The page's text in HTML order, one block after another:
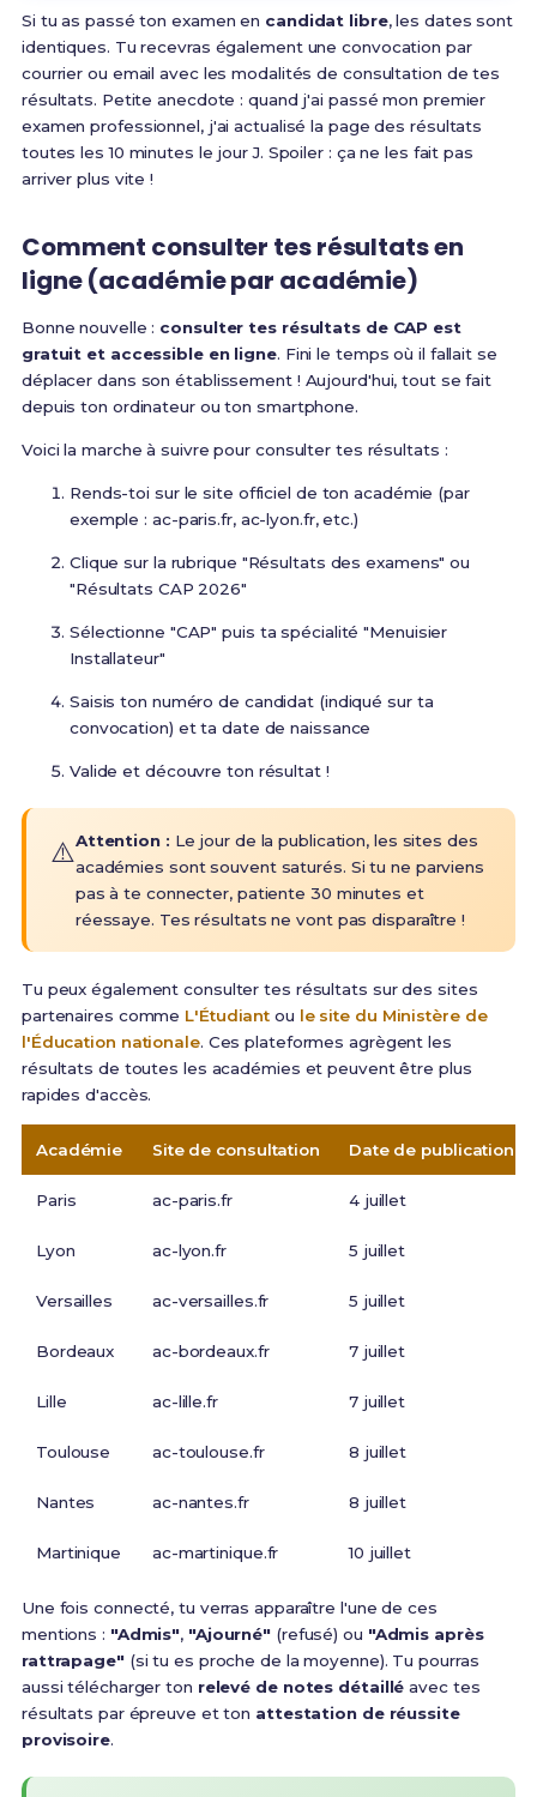
Si tu as passé ton examen en candidat libre, les dates sont
identiques. Tu recevras également une convocation par
courrier ou email avec les modalités de consultation de tes
résultats. Petite anecdote : quand j'ai passé mon premier
examen professionnel, j'ai actualisé la page des résultats
toutes les 10 minutes le jour J. Spoiler : ça ne les fait pas
arriver plus vite !
Comment consulter tes résultats en
ligne (académie par académie)
Bonne nouvelle : consulter tes résultats de CAP est
gratuit et accessible en ligne. Fini le temps où il fallait se
déplacer dans son établissement ! Aujourd'hui, tout se fait
depuis ton ordinateur ou ton smartphone.
Voici la marche à suivre pour consulter tes résultats :
Rends-toi sur le site officiel de ton académie (par
exemple : ac-paris.fr, ac-lyon.fr, etc.)
Clique sur la rubrique "Résultats des examens" ou
"Résultats CAP 2026"
Sélectionne "CAP" puis ta spécialité "Menuisier
Installateur"
Saisis ton numéro de candidat (indiqué sur ta
convocation) et ta date de naissance
Valide et découvre ton résultat !
⚠️Attention : Le jour de la publication, les sites des
académies sont souvent saturés. Si tu ne parviens
pas à te connecter, patiente 30 minutes et
réessaye. Tes résultats ne vont pas disparaître !
Tu peux également consulter tes résultats sur des sites
partenaires comme L'Étudiant ou le site du Ministère de
l'Éducation nationale. Ces plateformes agrègent les
résultats de toutes les académies et peuvent être plus
rapides d'accès.
Académie Site de consultation Date de publication
Paris ac-paris.fr 4 juillet
Lyon ac-lyon.fr 5 juillet
Versailles ac-versailles.fr 5 juillet
Bordeaux ac-bordeaux.fr 7 juillet
Lille ac-lille.fr 7 juillet
Toulouse ac-toulouse.fr 8 juillet
Nantes ac-nantes.fr 8 juillet
Martinique ac-martinique.fr 10 juillet
Une fois connecté, tu verras apparaître l'une de ces
mentions : "Admis", "Ajourné" (refusé) ou "Admis après
rattrapage"(si tu es proche de la moyenne). Tu pourras
aussi télécharger ton relevé de notes détaillé avec tes
résultats par épreuve et ton attestation de réussite
provisoire.